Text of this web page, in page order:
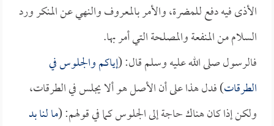
الأذى فيه دفع للمضرة، والأمر بالمعروف والنهي عن المنكر ورد
السلام من المنفعة والمصلحة التي أمر بها.
فالرسول صلى الله عليه وسلم قال: (إياكم والجلوس في
الطرقات) فدل هذا على أن الأصل هو ألا يجلس في الطرقات،
ولكن إذا كان هناك حاجة إلى الجلوس كما في قولهم: (ما لنا بد